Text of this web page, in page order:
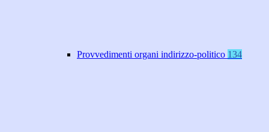
Provvedimenti organi indirizzo-politico 134